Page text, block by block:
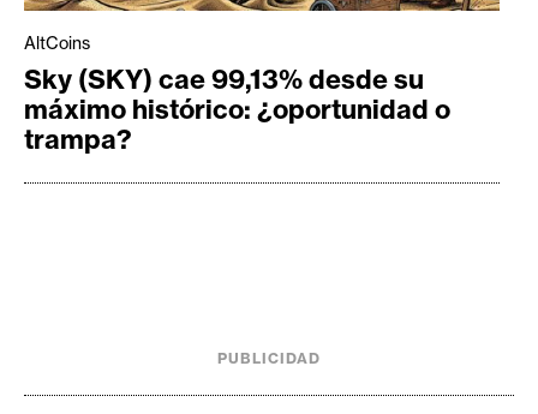
AltCoins
Sky (SKY) cae 99,13% desde su
máximo histórico: ¿oportunidad o
trampa?
PUBLICIDAD